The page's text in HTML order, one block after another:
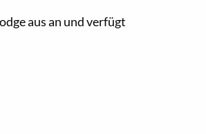
aus an und verfügt